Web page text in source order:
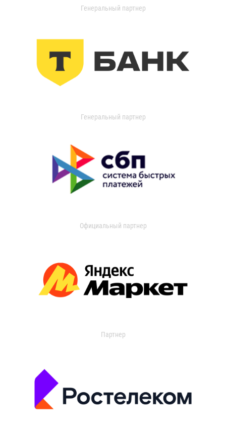
Генеральный партнер
Генеральный партнер
Официальный партнер
Партнер